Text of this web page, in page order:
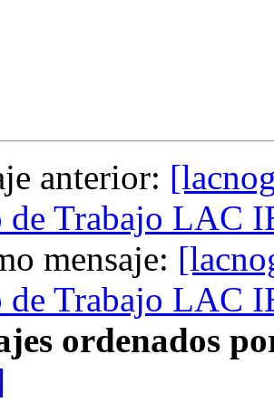
anterior:
de Trabajo LAC
mensaje:
de Trabajo LAC
ordenados